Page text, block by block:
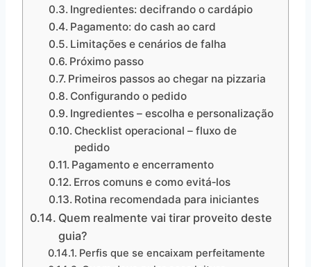
Ingredientes: decifrando o cardápio
Pagamento: do cash ao card
Limitações e cenários de falha
Próximo passo
Primeiros passos ao chegar na pizzaria
Configurando o pedido
Ingredientes – escolha e personalização
Checklist operacional – fluxo de
pedido
Pagamento e encerramento
Erros comuns e como evitá‑los
Rotina recomendada para iniciantes
Quem realmente vai tirar proveito deste
guia?
Perfis que se encaixam perfeitamente